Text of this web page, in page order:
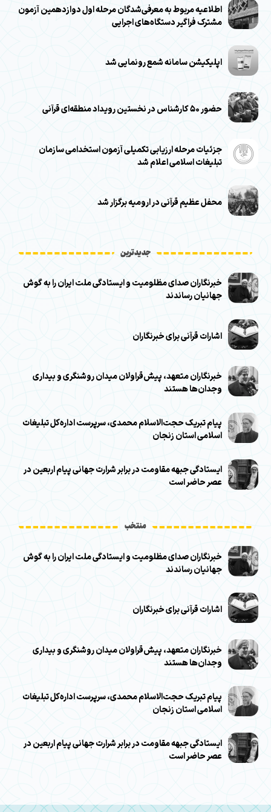
اطلاعیه مربوط به معرفی‌شدگان مرحله اول دوازدهمین آزمون
مشترک فراگیر دستگاه‌های اجرایی
اپلیکیشن سامانه شمع رونمایی شد
حضور ۵۰ کارشناس در نخستین رویداد منطقه‌ای قرآنی
جزئیات مرحله ارزیابی تکمیلی آزمون استخدامی سازمان
تبلیغات اسلامی اعلام شد
محفل عظیم قرآنی در ارومیه برگزار شد
جدیدترین
خبرنگاران صدای مظلومیت و ایستادگی ملت ایران را به گوش
جهانیان رساندند
اشارات قرآنی برای خبرنگاران
خبرنگاران متعهد، پیش‌قراولان میدان روشنگری و بیداری
وجدان‌ها هستند
پیام تبریک حجت‌الاسلام محمدی، سرپرست اداره‌کل تبلیغات
اسلامی استان زنجان
ایستادگی جبهه مقاومت در برابر شرارت جهانی پیام اربعین در
عصر حاضر است
منتخب
خبرنگاران صدای مظلومیت و ایستادگی ملت ایران را به گوش
جهانیان رساندند
اشارات قرآنی برای خبرنگاران
خبرنگاران متعهد، پیش‌قراولان میدان روشنگری و بیداری
وجدان‌ها هستند
پیام تبریک حجت‌الاسلام محمدی، سرپرست اداره‌کل تبلیغات
اسلامی استان زنجان
ایستادگی جبهه مقاومت در برابر شرارت جهانی پیام اربعین در
عصر حاضر است